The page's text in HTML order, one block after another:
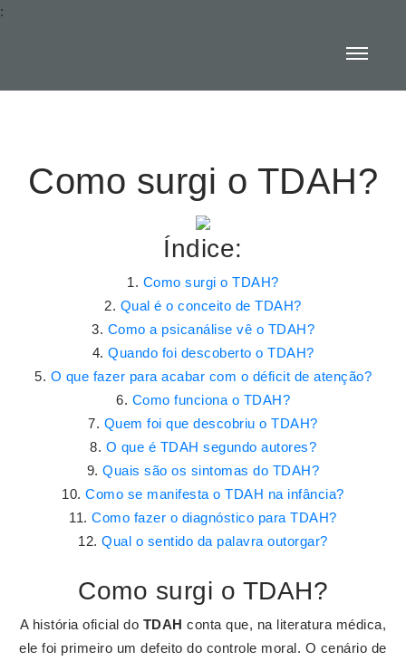
:
Como surgi o TDAH?
Índice:
Como surgi o TDAH?
Qual é o conceito de TDAH?
Como a psicanálise vê o TDAH?
Quando foi descoberto o TDAH?
O que fazer para acabar com o déficit de atenção?
Como funciona o TDAH?
Quem foi que descobriu o TDAH?
O que é TDAH segundo autores?
Quais são os sintomas do TDAH?
Como se manifesta o TDAH na infância?
Como fazer o diagnóstico para TDAH?
Qual o sentido da palavra outorgar?
Como surgi o TDAH?
A história oficial do TDAH conta que, na literatura médica,
ele foi primeiro um defeito do controle moral. O cenário de